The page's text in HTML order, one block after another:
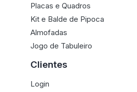
Placas e Quadros
Kit e Balde de Pipoca
Almofadas
Jogo de Tabuleiro
Clientes
Login